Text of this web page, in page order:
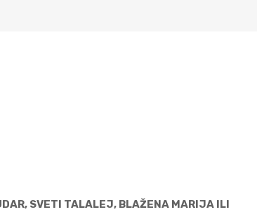
SVETI TALALEJ, BLAŽENA MARIJA ILI